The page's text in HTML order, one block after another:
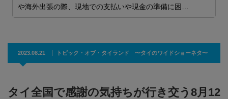
や海外出張の際、現地での支払いや現金の準備に困…
2023.08.21 トピック・オブ・タイランド 〜タイのワイドショーネタ〜
タイ全国で感謝の気持ちが行き交う8月12